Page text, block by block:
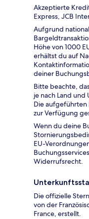
Akzeptierte
Express, JCB
Aufgrund
Höhe von 1000
erhältst du auf
deiner
Bitte beachte,
je nach Land
Die
zur Verfügung
Wenn du deine
EU-
Widerrufsrecht.
Die offizielle
von der
France, erstellt.